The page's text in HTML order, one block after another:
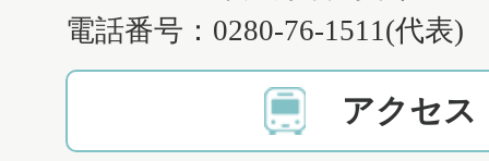
電話番号：0280-76-1511(代表)
アクセス